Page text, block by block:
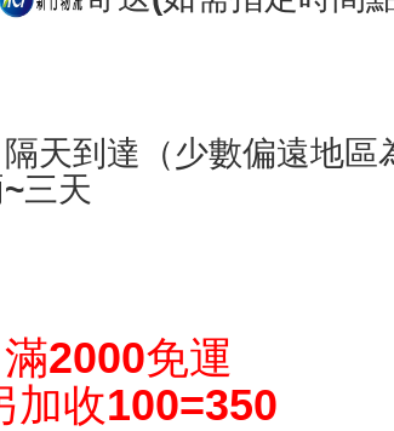
天到達（少數偏遠地區
三天
2000免運
加收100=350